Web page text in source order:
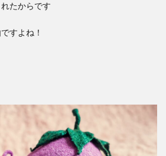
たからです
すよね！